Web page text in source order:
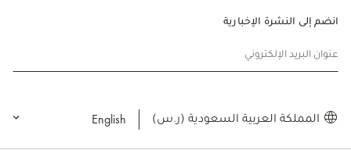
انضم إلى النشرة الإخبارية
عنوان البريد الإلكتروني
المملكة العربية السعودية (ر.س) English